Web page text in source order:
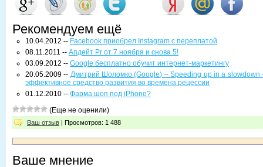
Рекомендуем ещё
10.04.2012 -- Facebook приобрел Instagram с переплатой
08.11.2011 -- Апдейт Pr от 7 ноября и снова 5!
03.09.2012 -- Google бесплатно обучит интернет-маркетингу
20.05.2009 -- Дмитрий Шоломко (Google) – Speeding up in a slowdown
эффективное средство развития во времена рецессии
01.12.2010 -- Фарма шоп под iPhone?
(Еще не оценили)
Ваш отзыв | Просмотров: 1 488
Ваше мнение